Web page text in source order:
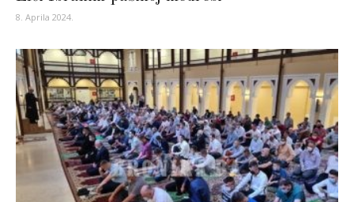
8. Aprila 2024.